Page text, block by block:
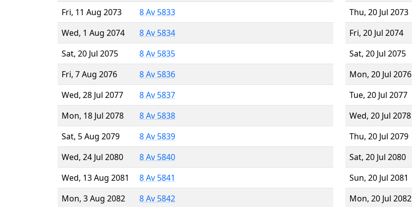
Fri, 11 Aug 2073
8 Av 5833
Wed, 1 Aug 2074
8 Av 5834
Sat, 20 Jul 2075
8 Av 5835
Fri, 7 Aug 2076
8 Av 5836
Wed, 28 Jul 2077
8 Av 5837
Mon, 18 Jul 2078
8 Av 5838
Sat, 5 Aug 2079
8 Av 5839
Wed, 24 Jul 2080
8 Av 5840
Wed, 13 Aug 2081
8 Av 5841
Mon, 3 Aug 2082
8 Av 5842
Thu, 20 Jul 2073
Fri, 20 Jul 2074
Sat, 20 Jul 2075
Mon, 20 Jul 2076
Tue, 20 Jul 2077
Wed, 20 Jul 2078
Thu, 20 Jul 2079
Sat, 20 Jul 2080
Sun, 20 Jul 2081
Mon, 20 Jul 2082